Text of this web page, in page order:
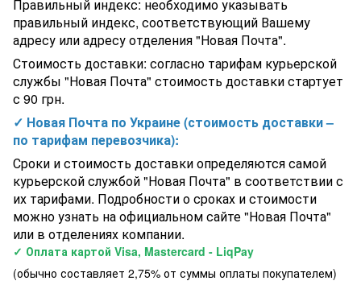
для тестера PrimerLab
Электронагреватель воды для бассейна Elecro Flowline 2 Titan
3кВт 220В Великобритания
Душ солнечный Aquaviva So Happy с мойкой для ног, зеленый
DS-H221VE, 28 л
Правильный индекс: необходимо указывать
правильный индекс, соответствующий Вашему
адресу или адресу отделения "Новая Почта".
Стоимость доставки: согласно тарифам курьерской
службы "Новая Почта" стоимость доставки стартует
с 90 грн.
✓ Новая Почта по Украине (стоимость доставки –
по тарифам перевозчика):
Сроки и стоимость доставки определяются самой
курьерской службой "Новая Почта" в соответствии с
их тарифами. Подробности о сроках и стоимости
можно узнать на официальном сайте "Новая Почта"
или в отделениях компании.
✓ Оплата картой Visa, Mastercard - LiqPay
(обычно составляет 2,75% от суммы оплаты покупателем)